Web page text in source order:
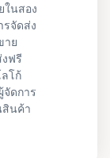
ในสอง
รจัดส่ง
าย
ฟรี
โก้
จัดการ
สินค้า